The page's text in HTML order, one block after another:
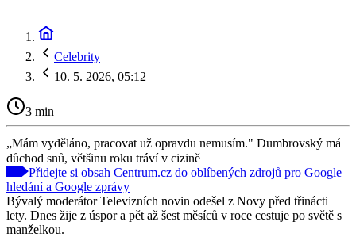
Celebrity
10. 5. 2026, 05:12
3 min
„Mám vyděláno, pracovat už opravdu nemusím." Dumbrovský má
důchod snů, většinu roku tráví v cizině
Přidejte si obsah Centrum.cz do oblíbených zdrojů pro Google
hledání a Google zprávy
Bývalý moderátor Televizních novin odešel z Novy před třinácti
lety. Dnes žije z úspor a pět až šest měsíců v roce cestuje po světě s
manželkou.